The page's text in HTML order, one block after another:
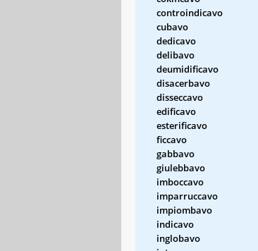
controindicavo
cubavo
dedicavo
delibavo
deumidificavo
disacerbavo
disseccavo
edificavo
esterificavo
ficcavo
gabbavo
giulebbavo
imboccavo
imparruccavo
impiombavo
indicavo
inglobavo